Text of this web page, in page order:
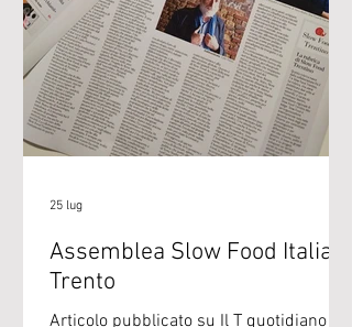
Assemblea Slow Food Italia a
Trento
Articolo pubblicato su Il T quotidiano di
25 lug